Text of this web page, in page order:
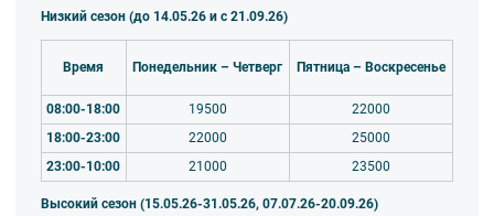
Низкий сезон (до 14.05.26 и с 21.09.26)
Время Понедельник – Четверг Пятница – Воскресенье
08:00-18:00 19500
22000
18:00-23:00
22000
25000
23:00-10:00
21000 23500
Высокий сезон (15.05.26-31.05.26, 07.07.26-20.09.26)